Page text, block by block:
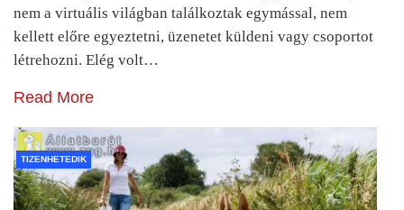
nem a virtuális világban találkoztak egymással, nem
kellett előre egyeztetni, üzenetet küldeni vagy csoportot
létrehozni. Elég volt…
Read More
TIZENHETEDIK